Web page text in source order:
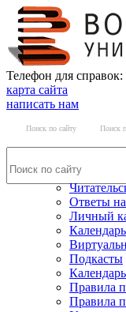
Телефон для
карта сайта
написать нам
Поиск по сайту Поиск
Ответы
Личный
Подкасты
Правила
Правила